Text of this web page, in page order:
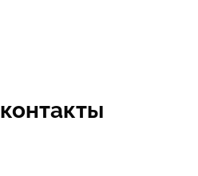
контакты